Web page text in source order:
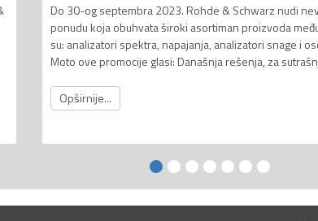
Do 30-og septembra 2023. Rohde & Schwarz nudi
ponudu koja obuhvata široki asortiman proizvoda
su: analizatori spektra, napajanja, analizatori snage i
Moto ove promocije glasi: Današnja rešenja, za
Opširnije...